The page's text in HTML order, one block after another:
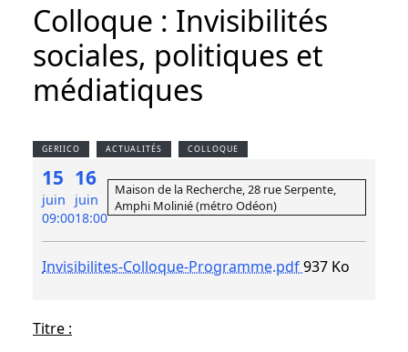
Colloque : Invisibilités
sociales, politiques et
médiatiques
GERIICO ACTUALITÉS COLLOQUE
15
juin
09:00
16
juin
18:00
Maison de la Recherche, 28 rue Serpente,
Amphi Molinié (métro Odéon)
Invisibilites-Colloque-Programme.pdf937 Ko
Titre :